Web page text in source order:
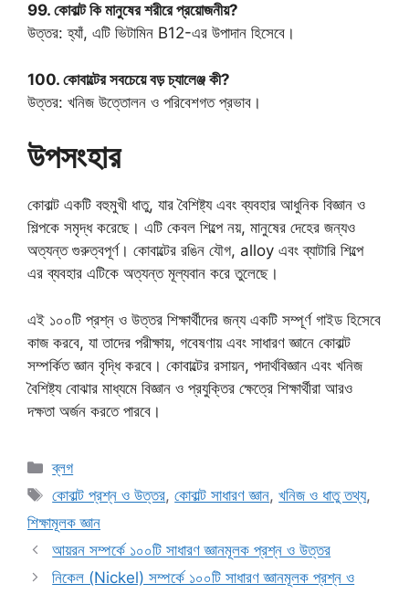
99. কোবাল্ট কি মানুষের শরীরে প্রয়োজনীয়?
উত্তর: হ্যাঁ, এটি ভিটামিন B12-এর উপাদান হিসেবে।
100. কোবাল্টের সবচেয়ে বড় চ্যালেঞ্জ কী?
উত্তর: খনিজ উত্তোলন ও পরিবেশগত প্রভাব।
উপসংহার
কোবাল্ট একটি বহুমুখী ধাতু, যার বৈশিষ্ট্য এবং ব্যবহার আধুনিক বিজ্ঞান ও
শিল্পকে সমৃদ্ধ করেছে। এটি কেবল শিল্পে নয়, মানুষের দেহের জন্যও
অত্যন্ত গুরুত্বপূর্ণ। কোবাল্টের রঙিন যৌগ, alloy এবং ব্যাটারি শিল্পে
এর ব্যবহার এটিকে অত্যন্ত মূল্যবান করে তুলেছে।
এই ১০০টি প্রশ্ন ও উত্তর শিক্ষার্থীদের জন্য একটি সম্পূর্ণ গাইড হিসেবে
কাজ করবে, যা তাদের পরীক্ষায়, গবেষণায় এবং সাধারণ জ্ঞানে কোবাল্ট
সম্পর্কিত জ্ঞান বৃদ্ধি করবে। কোবাল্টের রসায়ন, পদার্থবিজ্ঞান এবং খনিজ
বৈশিষ্ট্য বোঝার মাধ্যমে বিজ্ঞান ও প্রযুক্তির ক্ষেত্রে শিক্ষার্থীরা আরও
দক্ষতা অর্জন করতে পারবে।
Categories
ব্লগ
Tags
কোবাল্ট প্রশ্ন ও উত্তর,কোবাল্ট সাধারণ জ্ঞান,খনিজ ও ধাতু তথ্য,
শিক্ষামূলক জ্ঞান
আয়রন সম্পর্কে ১০০টি সাধারণ জ্ঞানমূলক প্রশ্ন ও উত্তর
নিকেল (Nickel) সম্পর্কে ১০০টি সাধারণ জ্ঞানমূলক প্রশ্ন ও